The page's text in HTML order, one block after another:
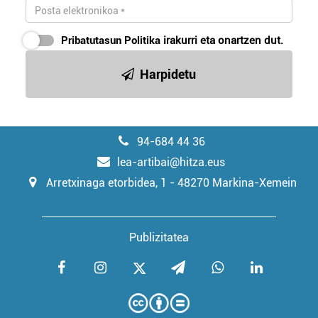
Pribatutasun Politika irakurri eta onartzen dut.
Harpidetu
94-684 44 36
lea-artibai@hitza.eus
Arretxinaga etorbidea, 1 - 48270 Markina-Xemein
Publizitatea